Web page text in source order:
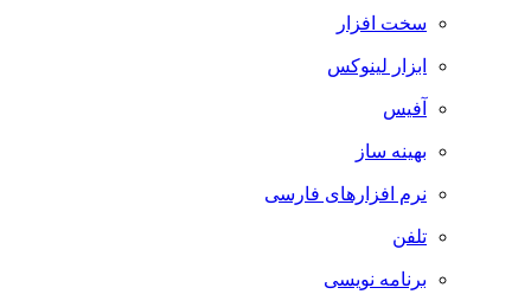
سخت افزار
ابزار لینوکس
آفیس
بهینه ساز
نرم افزارهای فارسی
تلفن
برنامه نویسی